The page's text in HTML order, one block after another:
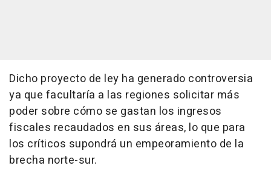
Dicho proyecto de ley ha generado controversia
ya que facultaría a las regiones solicitar más
poder sobre cómo se gastan los ingresos
fiscales recaudados en sus áreas, lo que para
los críticos supondrá un empeoramiento de la
brecha norte-sur.